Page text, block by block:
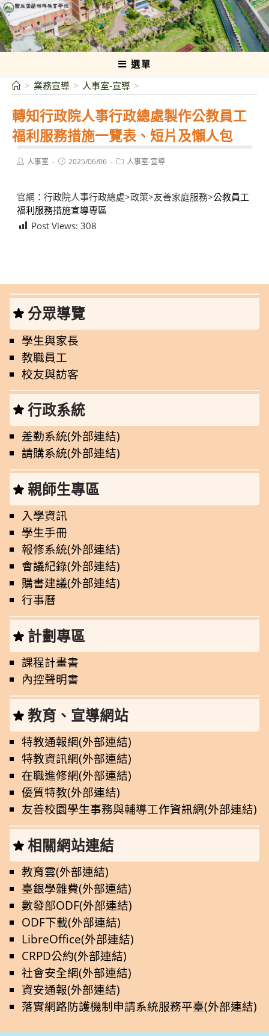
跳
轉
至
主
國立宜蘭特殊教育學校
選單
轉知行政院人事行政總處製作公教員工
福利服務措施一覽表、短片及懶人包
> 業務宣導 > 人事室-宣導 >
Post人事室
Post2025/06/06
Post人事室-宣導
官網：行政院人事行政總處>政策>友善家庭服務>公教員工
福利服務措施宣導專區
Post Views: 308
分眾導覽
學生與家長
教職員工
校友與訪客
行政系統
差勤系統(外部連結)
請購系統(外部連結)
親師生專區
入學資訊
學生手冊
報修系統(外部連結)
會議紀錄(外部連結)
購書建議(外部連結)
行事曆
計劃專區
課程計畫書
內控聲明書
教育、宣導網站
特教通報網(外部連結)
特教資訊網(外部連結)
在職進修網(外部連結)
優質特教(外部連結)
友善校園學生事務與輔導工作資訊網(外部連結)
相關網站連結
教育雲(外部連結)
臺銀學雜費(外部連結)
數發部ODF(外部連結)
ODF下載(外部連結)
LibreOffice(外部連結)
CRPD公約(外部連結)
社會安全網(外部連結)
資安通報(外部連結)
落實網路防護機制申請系統服務平臺(外部連結)